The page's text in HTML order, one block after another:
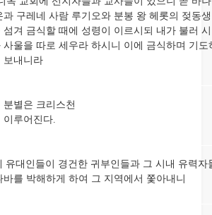
과 구레네 사람 루기오와 분봉 왕 헤롯의 젖동
섬겨 금식할 때에 성령이 이르시되 내가 불러
사울을 따로 세우라 하시니 이에 금식하며 기도
보내니라
분별은 크리스천
이루어진다.
유대인들이 경건한 귀부인들과 그 시내 유력자
바를 박해하게 하여 그 지역에서 쫓아내니